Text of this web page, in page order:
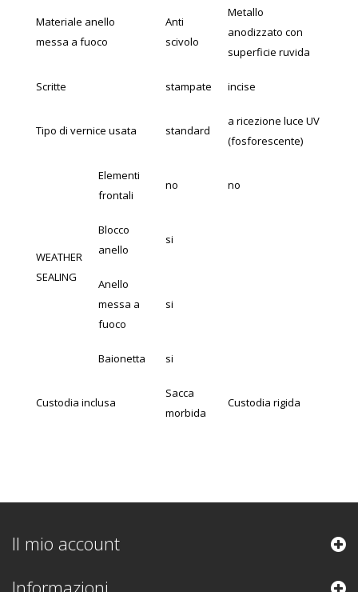
Materiale anello
messa a fuoco
Anti
scivolo
Metallo
anodizzato con
superficie ruvida
Scritte stampate incise
Tipo di vernice usata standard
a ricezione luce UV
(fosforescente)
WEATHER
SEALING
Elementi
frontali
no no
Blocco
anello
si
Anello
messa a
fuoco
si
Baionetta si
Custodia inclusa
Sacca
morbida
Custodia rigida
Il mio account
Informazioni